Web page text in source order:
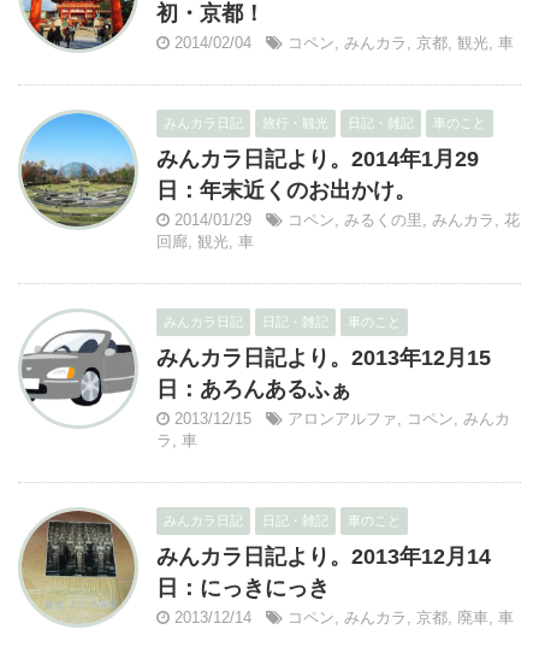
初・京都！
2014/02/04 コペン, みんカラ , 京都, 観光, 車
みんカラ日記 旅行・観光 日記・雑記 車のこと
みんカラ日記より。2014年1月29
日：年末近くのお出かけ。
2014/01/29 コペン, みるくの里 , みんカラ , 花
回廊, 観光, 車
みんカラ日記 日記・雑記 車のこと
みんカラ日記より。2013年12月15
日：あろんあるふぁ
2013/12/15 アロンアルファ, コペン, みんカ
ラ , 車
みんカラ日記 日記・雑記 車のこと
みんカラ日記より。2013年12月14
日：にっきにっき
2013/12/14 コペン, みんカラ , 京都, 廃車, 車